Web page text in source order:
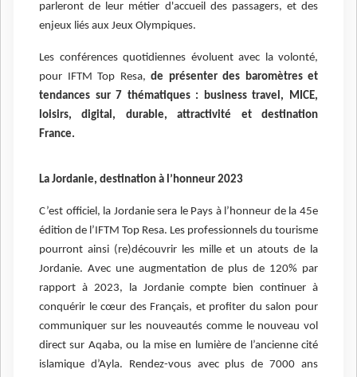
parleront de leur métier d'accueil des passagers, et des
enjeux liés aux Jeux Olympiques.
Les conférences quotidiennes évoluent avec la volonté,
pour IFTM Top Resa, de présenter des baromètres et
tendances sur 7 thématiques : business travel, MICE,
loisirs, digital, durable, attractivité et destination
France.
La Jordanie, destination à l’honneur 2023
C’est officiel, la Jordanie sera le Pays à l’honneur de la 45e
édition de l’IFTM Top Resa. Les professionnels du tourisme
pourront ainsi (re)découvrir les mille et un atouts de la
Jordanie. Avec une augmentation de plus de 120% par
rapport à 2023, la Jordanie compte bien continuer à
conquérir le cœur des Français, et profiter du salon pour
communiquer sur les nouveautés comme le nouveau vol
direct sur Aqaba, ou la mise en lumière de l’ancienne cité
islamique d’Ayla. Rendez-vous avec plus de 7000 ans